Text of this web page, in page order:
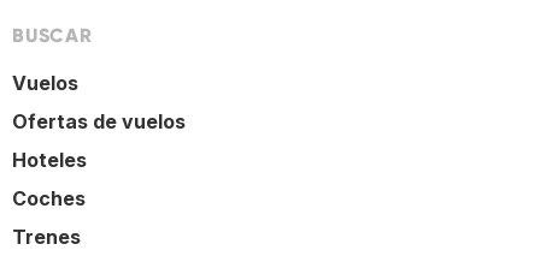
BUSCAR
Vuelos
Ofertas de vuelos
Hoteles
Coches
Trenes